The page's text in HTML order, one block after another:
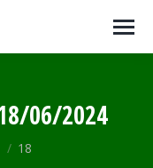
06/2024
18